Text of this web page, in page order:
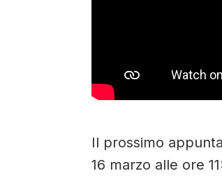
Il prossimo
16 marzo alle ore